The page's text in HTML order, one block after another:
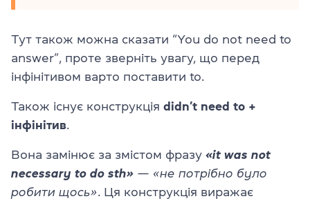
Тут також можна сказати “You do not need to
answer”, проте зверніть увагу, що перед
інфінітивом варто поставити to.
Також існує конструкція didn’t need to +
інфінітив.
Вона замінює за змістом фразу «it was not
necessary to do sth» — «не потрібно було
робити щось». Ця конструкція виражає